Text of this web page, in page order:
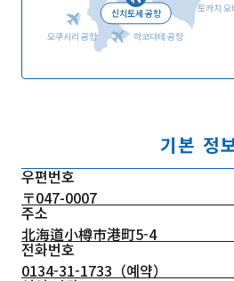
신치토세 공항
하코다테 공항
오쿠시리 공항
토카치 오
기본 정
우편번호
〒047-0007
주소
北海道小樽市港町5-4
전화번호
0134-31-1733 （예약）